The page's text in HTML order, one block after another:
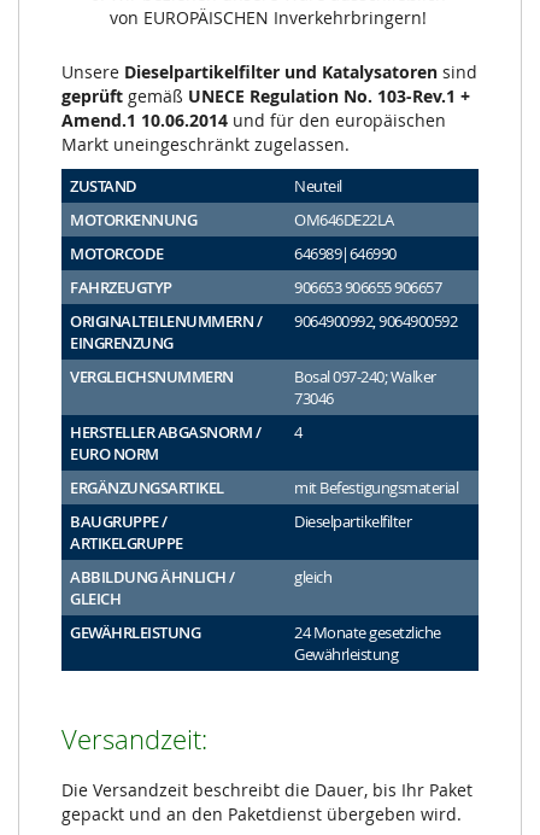
von EUROPÄISCHEN Inverkehrbringern!
Unsere Dieselpartikelfilter und Katalysatoren sind
geprüft gemäß UNECE Regulation No. 103-Rev.1 +
Amend.1 10.06.2014 und für den europäischen
Markt uneingeschränkt zugelassen.
ZUSTAND
Neuteil
MOTORKENNUNG
OM646DE22LA
MOTORCODE
646989|646990
FAHRZEUGTYP
906653 906655 906657
ORIGINALTEILENUMMERN /
EINGRENZUNG
9064900992, 9064900592
VERGLEICHSNUMMERN
Bosal 097-240; Walker
73046
HERSTELLER ABGASNORM /
EURO NORM
4
ERGÄNZUNGSARTIKEL
mit Befestigungsmaterial
BAUGRUPPE /
ARTIKELGRUPPE
Dieselpartikelfilter
ABBILDUNG ÄHNLICH /
GLEICH
gleich
GEWÄHRLEISTUNG
24 Monate gesetzliche
Gewährleistung
Versandzeit:
Die Versandzeit beschreibt die Dauer, bis Ihr Paket
gepackt und an den Paketdienst übergeben wird.